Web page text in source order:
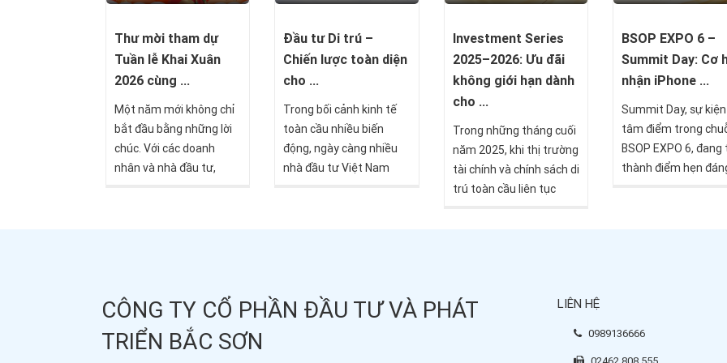
Mỹ.
Thư mời tham dự
Tuần lễ Khai Xuân
2026 cùng ...
Một năm mới không chỉ
bắt đầu bằng những lời
chúc. Với các doanh
nhân và nhà đầu tư,
Đầu tư Di trú –
Chiến lược toàn diện
cho ...
Trong bối cảnh kinh tế
toàn cầu nhiều biến
động, ngày càng nhiều
nhà đầu tư Việt Nam
đầu tư di trú đang trở
Investment Series
2025–2026: Ưu đãi
không giới hạn dành
cho ...
Trong những tháng cuối
năm 2025, khi thị trường
tài chính và chính sách di
trú toàn cầu liên tục
sang năm 2026.
BSOP EXPO 6 –
Summit Day: Cơ
nhận iPhone ...
Summit Day, sự kiện
tâm điểm trong
BSOP EXPO 6, đang
thành điểm hẹn
CÔNG TY CỔ PHẦN ĐẦU TƯ VÀ PHÁT
TRIỂN BẮC SƠN
LIÊN HỆ
0989136666